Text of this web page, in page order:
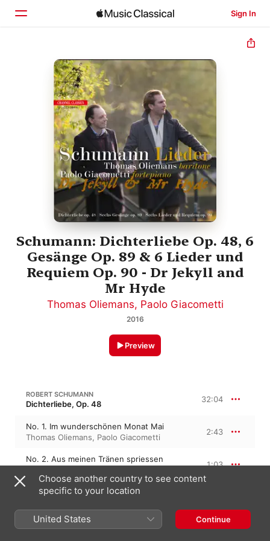
Sign In
Home
Browse
Search
Schumann: Dichterliebe Op. 48, 6
Gesänge Op. 89 & 6 Lieder und
Requiem Op. 90 - Dr Jekyll and
Mr Hyde
Thomas Oliemans, Paolo Giacometti
2016
Preview
ROBERT SCHUMANN
Dichterliebe, Op. 48 32:04
No. 1. Im wunderschönen Monat Mai
Thomas Oliemans, Paolo Giacometti
2:43
No. 2. Aus meinen Tränen spriessen
1:03
No. 3. Die Rose, die Lilie, die Taube, die
Sonne
Paolo Giacometti,Thomas Oliemans
No. 4. Wenn ich in deine Augen seh'
1:51
Choose another country to see content
specific to your location
United States Continue